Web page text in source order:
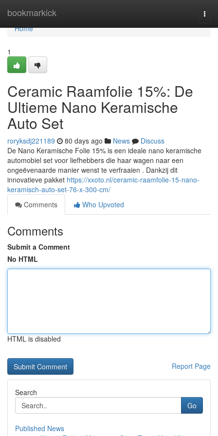
bookmarkick
Home
Home
1
Ceramic Raamfolie 15%: De
Ultieme Nano Keramische
Auto Set
roryksdj221189 80 days ago News
Discuss
De Nano Keramische Folie 15% is een ideale nano keramische
automobiel set voor liefhebbers die haar wagen naar een
ongeëvenaarde manier wenst te verfraaien . Dankzij dit
innovatieve pakket https://xxoto.nl/ceramic-raamfolie-15-nano-
keramisch-auto-set-76-x-300-cm/
Comments
Who Upvoted
Comments
Submit a Comment
No HTML
HTML is disabled
Report Page
Search
Go
Published News